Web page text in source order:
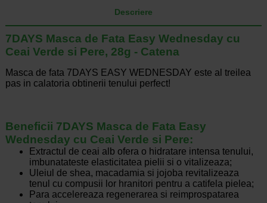
Descriere
7DAYS Masca de Fata Easy Wednesday cu
Ceai Verde si Pere, 28g - Catena
Masca de fata 7DAYS EASY WEDNESDAY este al treilea
pas in calatoria obtinerii tenului perfect!
Beneficii 7DAYS Masca de Fata Easy
Wednesday cu Ceai Verde si Pere:
Extractul de ceai alb ofera o hidratare intensa tenului,
imbunatateste elasticitatea pielii si o vitalizeaza;
Uleiul de shea, macadamia si jojoba revitalizeaza
tenul cu compusii lor hranitori pentru a catifela pielea;
Para accelereaza regenerarea si reimprospatarea